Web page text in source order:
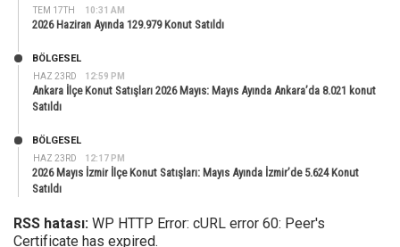
TEM 17TH 10:31 AM
2026 Haziran Ayında 129.979 Konut Satıldı
HAZ 23RD 12:59 PM
BÖLGESEL
Ankara İlçe Konut Satışları 2026 Mayıs: Mayıs Ayında Ankara’da 8.021 konut
Satıldı
HAZ 23RD 12:17 PM
BÖLGESEL
2026 Mayıs İzmir İlçe Konut Satışları: Mayıs Ayında İzmir’de 5.624 Konut
Satıldı
RSS hatası: WP HTTP Error: cURL error 60: Peer's
Certificate has expired.